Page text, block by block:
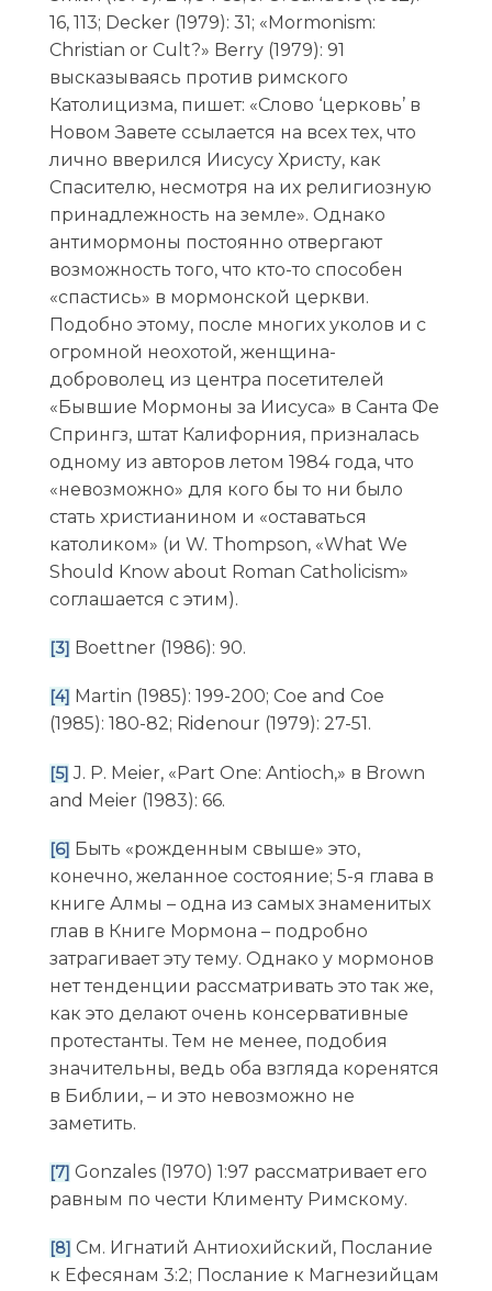
16, 113; Decker (1979): 31; «Mormonism:
Christian or Cult?» Berry (1979): 91
высказываясь против римского
Католицизма, пишет: «Слово ‘церковь’ в
Новом Завете ссылается на всех тех, что
лично вверился Иисусу Христу, как
Спасителю, несмотря на их религиозную
принадлежность на земле». Однако
антимормоны постоянно отвергают
возможность того, что кто-то способен
«спастись» в мормонской церкви.
Подобно этому, после многих уколов и с
огромной неохотой, женщина-
доброволец из центра посетителей
«Бывшие Мормоны за Иисуса» в Санта Фе
Спрингз, штат Калифорния, призналась
одному из авторов летом 1984 года, что
«невозможно» для кого бы то ни было
стать христианином и «оставаться
католиком» (и W. Thompson, «What We
Should Know about Roman Catholicism»
соглашается с этим).
[3] Boettner (1986): 90.
[4] Martin (1985): 199-200; Coe and Coe
(1985): 180-82; Ridenour (1979): 27-51.
[5] J. P. Meier, «Part One: Antioch,» в Brown
and Meier (1983): 66.
[6] Быть «рожденным свыше» это,
конечно, желанное состояние; 5-я глава в
книге Алмы – одна из самых знаменитых
глав в Книге Мормона – подробно
затрагивает эту тему. Однако у мормонов
нет тенденции рассматривать это так же,
как это делают очень консервативные
протестанты. Тем не менее, подобия
значительны, ведь оба взгляда коренятся
в Библии, – и это невозможно не
заметить.
[7] Gonzales (1970) 1:97 рассматривает его
равным по чести Клименту Римскому.
[8] См. Игнатий Антиохийский, Послание
к Ефесянам 3:2; Послание к Магнезийцам